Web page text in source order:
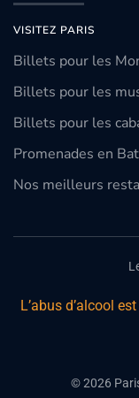
VISITEZ PARIS
Billets pour les
Billets pour les
Billets pour les
Promenades en
Nos meilleurs
L’abus d’alcool
©2026